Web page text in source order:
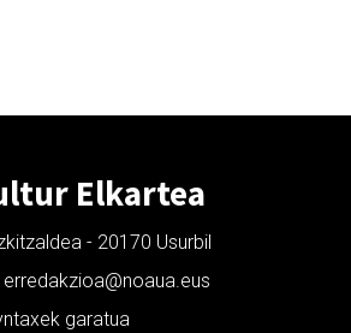
Elkartea
- 20170 Usurbil
garatua